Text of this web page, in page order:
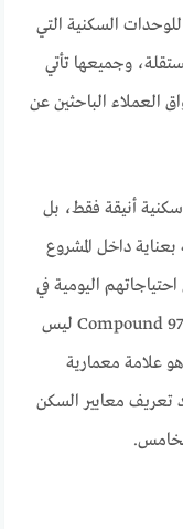
السكنية التي
وجميعها تأتي
العملاء الباحثين عن
أنيقة فقط، بل
داخل المشروع
اليومية في
دقائق قليلة،وبالتالي فإن Compound 97 Hills New Cairo ليس
علامة معمارية
تعريف معايير السكن